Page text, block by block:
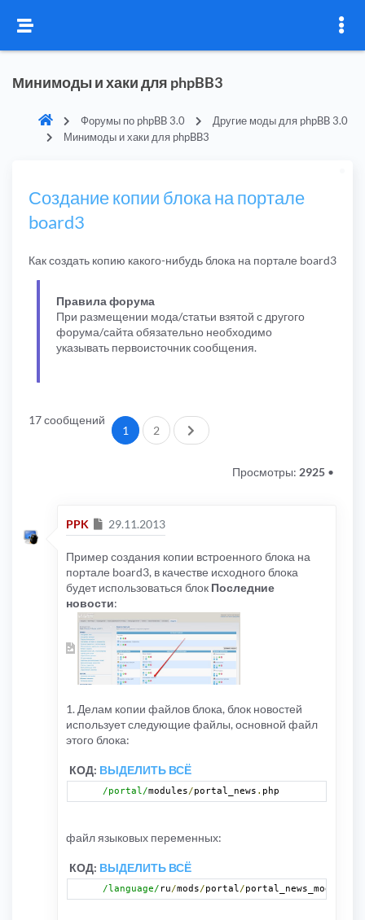
Минимоды и хаки для phpBB3
Форумы по phpBB 3.0
Другие моды для phpBB 3.0
Минимоды и хаки для phpBB3
Создание копии блока на портале
board3
Как создать копию какого-нибудь блока на портале board3
Правила форума
При размещении мода/статьи взятой с другого
форума/сайта обязательно необходимо
указывать первоисточник сообщения.
17 сообщений
1 2 След.
Просмотры: 2925 •
PPK Сообщение
29.11.2013
Пример создания копии встроенного блока на
портале board3, в качестве исходного блока
будет использоваться блок Последние
новости:
1. Делам копии файлов блока, блок новостей
использует следующие файлы, основной файл
этого блока:
КОД: ВЫДЕЛИТЬ ВСЁ
/portal/modules/portal_news . php
файл языковых переменных:
КОД: ВЫДЕЛИТЬ ВСЁ
/language/ ru/mods/portal /portal_news_module